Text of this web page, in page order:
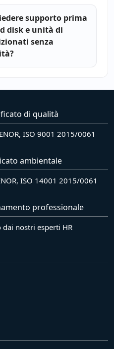
supporto prima
disk e unità di
senza
di qualità
ISO 9001 2015/0061
ambientale
ISO 14001 2015/0061
professionale
dai nostri esperti HR